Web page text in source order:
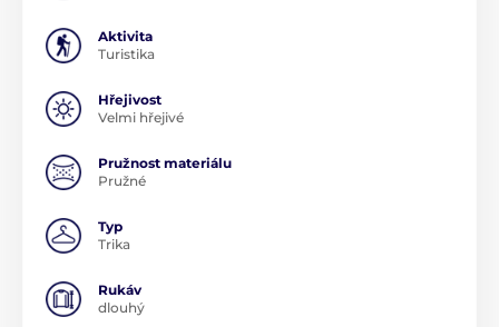
Aktivita
Turistika
Hřejivost
Velmi hřejivé
Pružnost materiálu
Pružné
Typ
Trika
Rukáv
dlouhý